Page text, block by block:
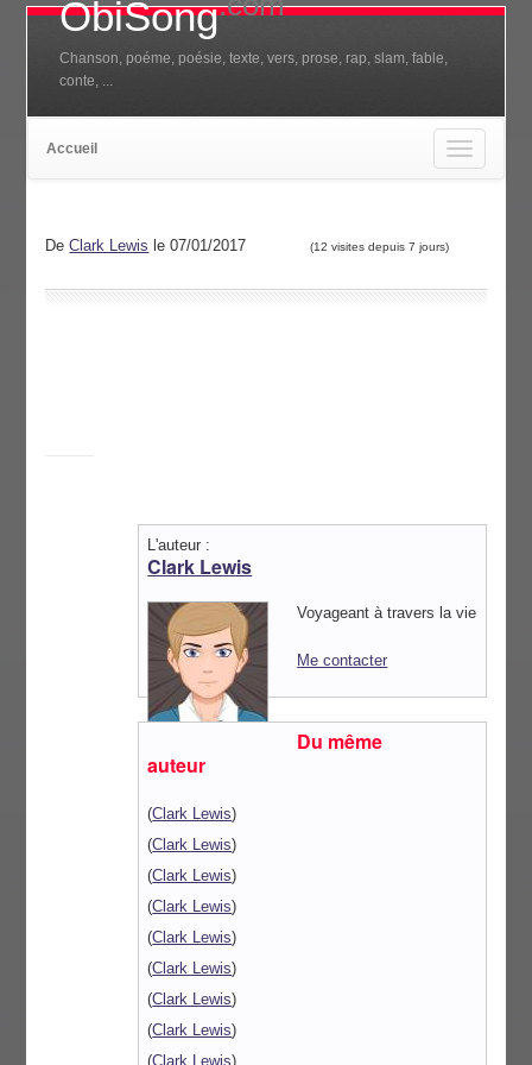
ObiSong
Chanson, poéme, poésie, texte, vers, prose, rap, slam, fable,
conte, ...
Toggle
navigation
Accueil
DeClark Lewis le 07/01/2017 (12 visites depuis 7 jours)
L'auteur :
Clark Lewis
Voyageant à travers la vie
Me contacter
Du même
auteur
(Clark Lewis)
(Clark Lewis)
(Clark Lewis)
(Clark Lewis)
(Clark Lewis)
(Clark Lewis)
(Clark Lewis)
(Clark Lewis)
(Clark Lewis)